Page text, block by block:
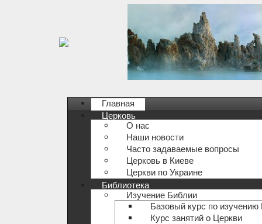
Главная
Церковь
О нас
Наши новости
Часто задаваемые вопросы
Церковь в Киеве
Церкви по Украине
Библиотека
Изучение Библии
Базовый курс по изучению
Курс занятий о Церкви